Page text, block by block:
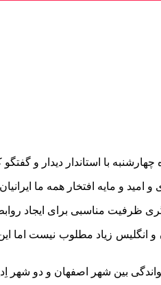
با استاندار دیدار و گفتگو
امید و مایه افتخار همه ما
ظرفیت مناسبی برای ایجاد
و انگلیس زیاد مطلوب نیست اما
بین شهر اصفهان و دو شهر